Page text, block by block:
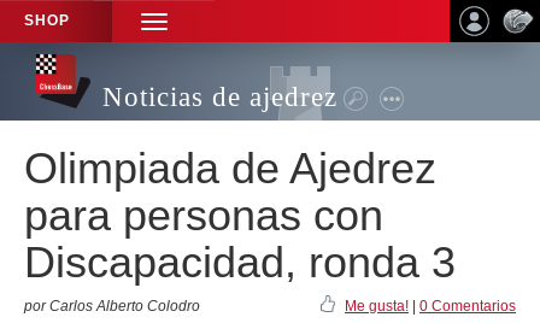
SHOP
TOGGLE
NAVIGATION
Noticias de ajedrez
Olimpiada de Ajedrez
para personas con
Discapacidad, ronda 3
por Carlos Alberto Colodro Me gusta! 0 Comentarios